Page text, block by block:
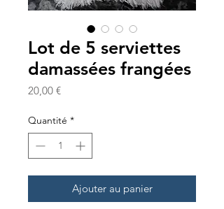
Lot de 5 serviettes
damassées frangées
20,00 €Prix
Quantité *
Ajouter au panier